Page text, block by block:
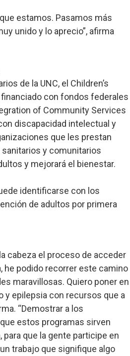
estamos. Pasamos más
unido y lo aprecio”, afirma
de la UNC, el Children’s
con fondos federales
of Community Services
discapacidad intelectual y
que les prestan
y comunitarios
y mejorará el bienestar.
identificarse con los
de adultos por primera
cabeza el proceso de acceder
he podido recorrer este camino
maravillosas. Quiero poner en
epilepsia con recursos que a
“Demostrar a los
estos programas sirven
que la gente participe en
trabajo que signifique algo